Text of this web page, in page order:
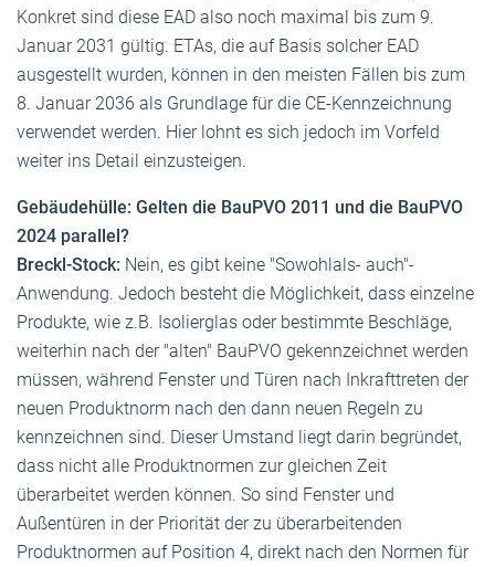
Konkret sind diese EAD also noch maximal bis zum 9.
Januar 2031 gültig. ETAs, die auf Basis solcher EAD
ausgestellt wurden, können in den meisten Fällen bis zum
8. Januar 2036 als Grundlage für die CE-Kennzeichnung
verwendet werden. Hier lohnt es sich jedoch im Vorfeld
weiter ins Detail einzusteigen.
Gebäudehülle: Gelten die BauPVO 2011 und die BauPVO
2024 parallel?
Breckl-Stock: Nein, es gibt keine "Sowohlals- auch"-
Anwendung. Jedoch besteht die Möglichkeit, dass einzelne
Produkte, wie z.B. Isolierglas oder bestimmte Beschläge,
weiterhin nach der "alten" BauPVO gekennzeichnet werden
müssen, während Fenster und Türen nach Inkrafttreten der
neuen Produktnorm nach den dann neuen Regeln zu
kennzeichnen sind. Dieser Umstand liegt darin begründet,
dass nicht alle Produktnormen zur gleichen Zeit
überarbeitet werden können. So sind Fenster und
Außentüren in der Priorität der zu überarbeitenden
Produktnormen auf Position 4, direkt nach den Normen für